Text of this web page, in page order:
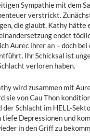
Sympathie mit dem
verstrickt.
die glaubt, Kathy hätte
endet
Aurec ihrer an – doch
Ihr Schicksal ist
verloren haben.
wird zusammen mit
sie von Cau Thon
der Schlacht im HELL-
Depressionen und
in den Griff zu